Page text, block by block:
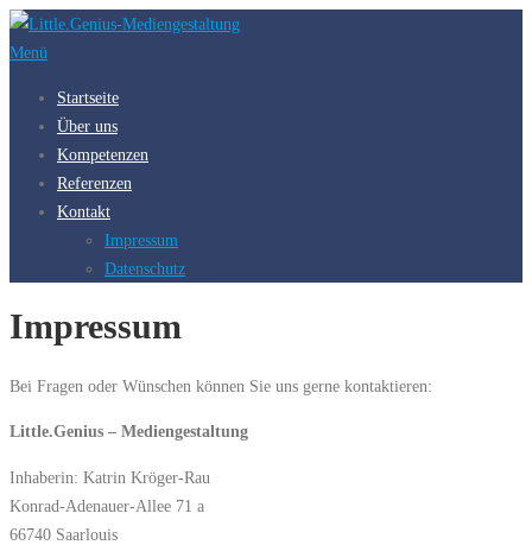
Zum
Inhalt
Menü
Startseite
Über uns
Kompetenzen
Referenzen
Kontakt
Impressum
Datenschutz
Impressum
Bei Fragen oder Wünschen können Sie uns gerne kontaktieren:
Little.Genius – Mediengestaltung
Inhaberin: Katrin Kröger-Rau
Konrad-Adenauer-Allee 71 a
66740 Saarlouis